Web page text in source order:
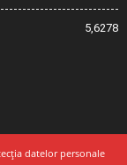
5,6278
datelor personale